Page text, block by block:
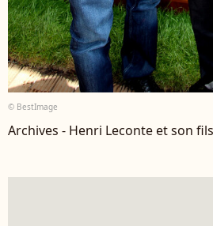
© BestImage
Archives - Henri Leconte et son